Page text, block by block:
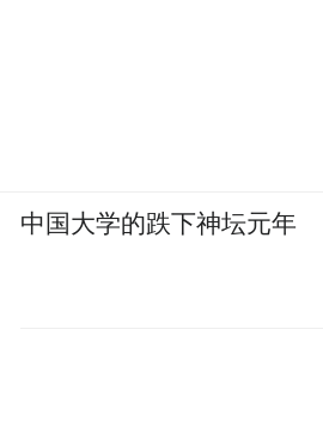
中国大学的跌下神坛元年